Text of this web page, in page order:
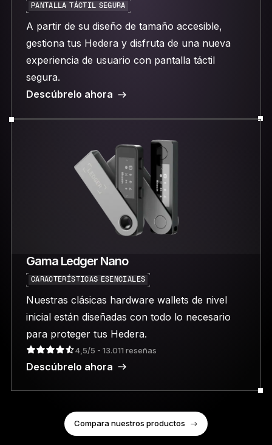
PANTALLA TÁCTIL SEGURA
A partir de su diseño de tamaño accesible,
gestiona tus Hedera y disfruta de una nueva
experiencia de usuario con pantalla táctil
segura.
Descúbrelo ahora
Gama Ledger Nano
CARACTERÍSTICAS ESENCIALES
Nuestras clásicas hardware wallets de nivel
inicial están diseñadas con todo lo necesario
para proteger tus Hedera.
4,5/5 - 13.011 reseñas
Descúbrelo ahora
Compara nuestros productos